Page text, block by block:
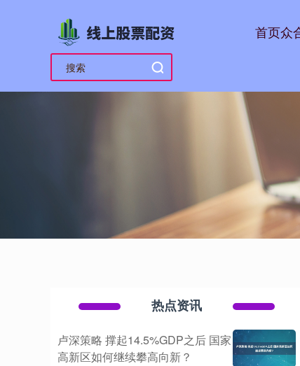
首页众
热点资讯
卢深策略 撑起14.5%GDP之后 国家
高新区如何继续攀高向新？